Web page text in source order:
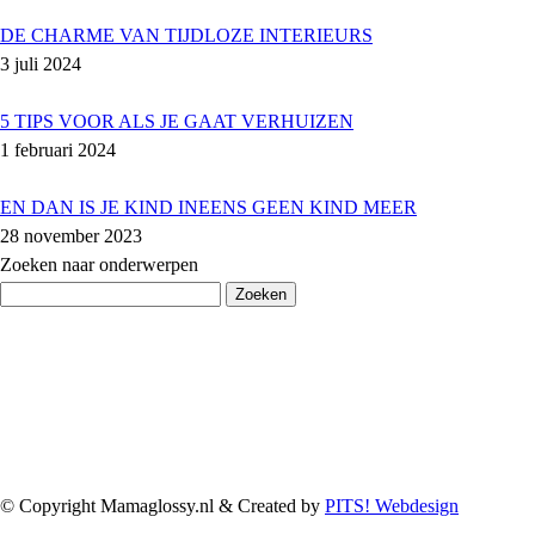
DE CHARME VAN TIJDLOZE INTERIEURS
3 juli 2024
5 TIPS VOOR ALS JE GAAT VERHUIZEN
1 februari 2024
EN DAN IS JE KIND INEENS GEEN KIND MEER
28 november 2023
Zoeken naar onderwerpen
© Copyright Mamaglossy.nl & Created by PITS! Webdesign